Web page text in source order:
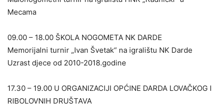
Mecama
09.00 – 18.00 ŠKOLA NOGOMETA NK DARDE
Memorijalni turnir „Ivan Švetak“ na igralištu NK Darde
Uzrast djece od 2010-2018.godine
17.30 – 19.00 U ORGANIZACIJI OPĆINE DARDA LOVAČKOG I
RIBOLOVNIH DRUŠTAVA